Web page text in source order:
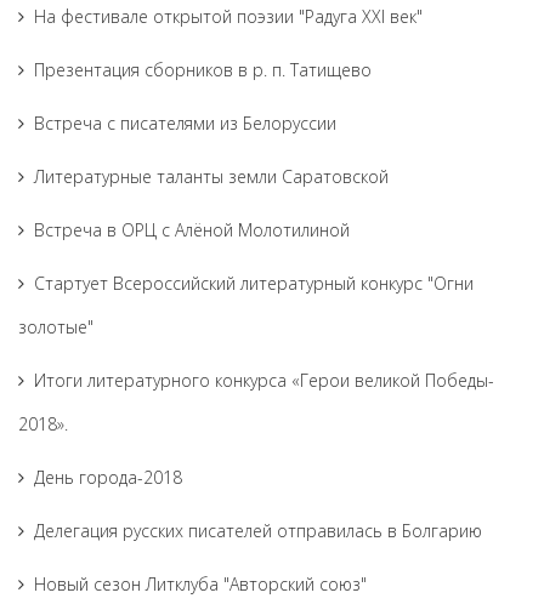
На фестивале открытой поэзии "Радуга XXI век"
Презентация сборников в р. п. Татищево
Встреча с писателями из Белоруссии
Литературные таланты земли Саратовской
Встреча в ОРЦ с Алёной Молотилиной
Cтартует Всероссийский литературный конкурс "Огни
золотые"
Итоги литературного конкурса «Герои великой Победы-
2018».
День города-2018
Делегация русских писателей отправилась в Болгарию
Новый сезон Литклуба "Авторский союз"